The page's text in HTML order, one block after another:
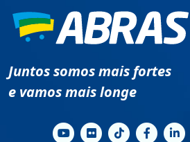
Juntos somos mais fortes
e vamos mais longe